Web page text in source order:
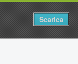
Scarica